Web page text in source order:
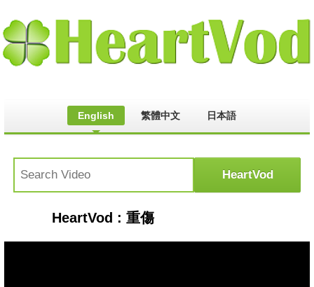
English 繁體中文 日本語
HeartVod : 重傷